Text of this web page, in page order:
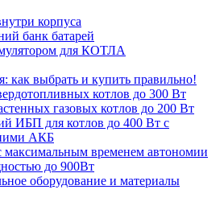
корпуса
банк батарей
для КОТЛА
как выбрать и купить правильно!
котлов до 300 Вт
газовых котлов до 200 Вт
ИБП для котлов до 400 Вт с
АКБ
временем автономии
до 900Вт
оборудование и материалы